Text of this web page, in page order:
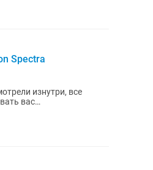
Spectra
изнутри, все